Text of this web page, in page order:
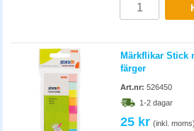
Märkflikar Stick
färger
Art.nr: 526450
1-2 dagar
25 kr (inkl. moms)